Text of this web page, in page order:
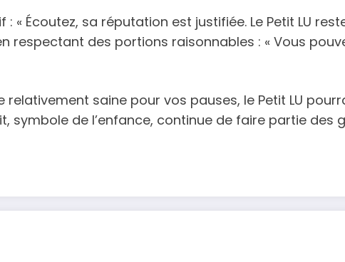
« Écoutez, sa réputation est justifiée. Le Petit LU
des portions raisonnables : « Vous
relativement saine pour vos pauses, le Petit LU
symbole de l’enfance, continue de faire partie des